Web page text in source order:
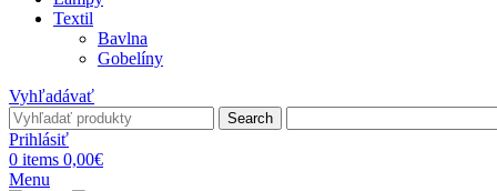
Textil
Bavlna
Gobelíny
Vyhľadávať
Search
Prihlásiť
0 items 0,00€
Menu